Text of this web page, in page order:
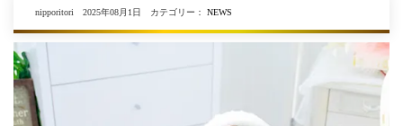
nipporitori 2025年08月1日 カテゴリー： NEWS